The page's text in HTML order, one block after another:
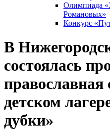
Олимпиада
Романовых»
Конкурс
В
состоялась
православная
детском
дубки»